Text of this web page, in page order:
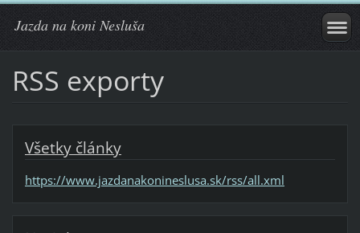
Jazda na koni Nesluša
RSS exporty
Všetky články
https://www.jazdanakonineslusa.sk/rss/all.xml